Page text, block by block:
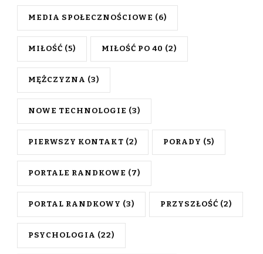
MEDIA SPOŁECZNOŚCIOWE (6)
MIŁOŚĆ (5) MIŁOŚĆ PO 40 (2)
MĘŻCZYZNA (3)
NOWE TECHNOLOGIE (3)
PIERWSZY KONTAKT (2) PORADY (5)
PORTALE RANDKOWE (7)
PORTAL RANDKOWY (3) PRZYSZŁOŚĆ (2)
PSYCHOLOGIA (22)